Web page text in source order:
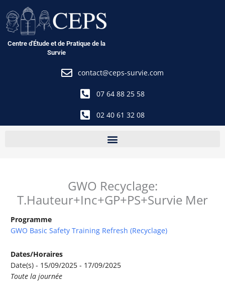
au
contenu
Centre d'Étude et de Pratique de la
Survie
contact@ceps-survie.com
07 64 88 25 58
02 40 61 32 08
GWO Recyclage:
T.Hauteur+Inc+GP+PS+Survie Mer
Programme
GWO Basic Safety Training Refresh (Recyclage)
Dates/Horaires
Date(s) - 15/09/2025 - 17/09/2025
Toute la journée